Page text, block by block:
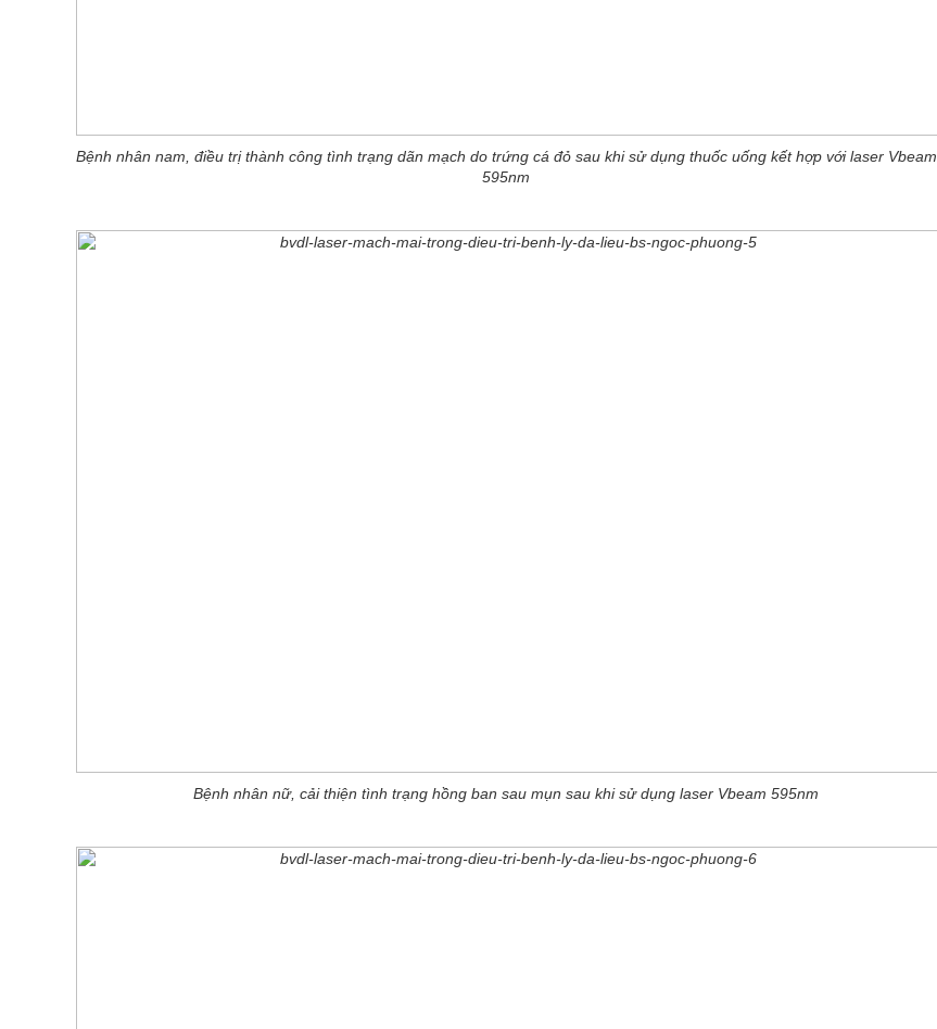
Bệnh nhân nam, điều trị thành công tình trạng dãn mạch do trứng cá đỏ sau khi sử dụng thuốc uống kết hợp với laser Vbeam
595nm
Bệnh nhân nữ, cải thiện tình trạng hồng ban sau mụn sau khi sử dụng laser Vbeam 595nm